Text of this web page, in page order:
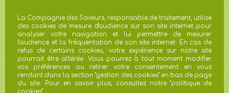
La Compagnie des Saveurs, responsable de traitement, utilise
des cookies de mesure d'audience sur son site internet pour
analyser votre navigation et lui permettre de mesurer
l'audience et la fréquentation de son site internet. En cas de
refus de certains cookies, votre expérience sur notre site
pourrait être altérée. Vous pourrez à tout moment modifier
vos préférences ou retirer votre consentement en vous
rendant dans la section "gestion des cookies" en bas de page
du site. Pour en savoir plus, consultez notre "politique de
la Société et conservées pour trois ans à compter du dernier
contact ou une durée plus importante lorsque les obligations
légales l’imposent. Vous pouvez exercer vos droits d’accès, de
rectification, d’effacement, d’opposition, de limitation du
traitement àgdpr@avril.com. En cas de réclamation, vous
disposez du droit de saisir la CNIL.